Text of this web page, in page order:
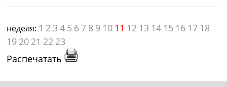
неделя: 1 2 3 4 5 6 7 8 9 10 11 12 13 14 15 16 17 18
19 20 21 22 23
Распечатать